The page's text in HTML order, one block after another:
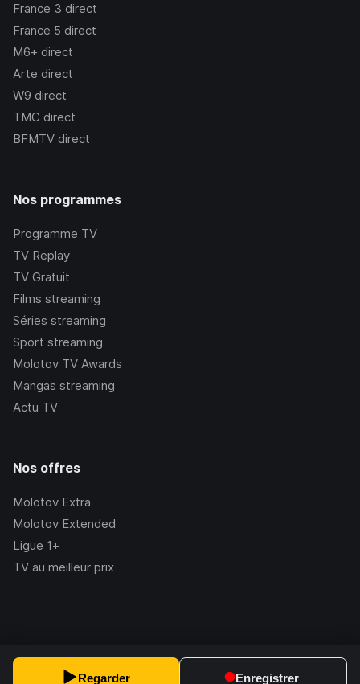
Regarder Enregistrer
France 3 direct
France 5 direct
M6+ direct
Arte direct
W9 direct
TMC direct
BFMTV direct
Nos programmes
Programme TV
TV Replay
TV Gratuit
Films streaming
Séries streaming
Sport streaming
Molotov TV Awards
Mangas streaming
Actu TV
Nos offres
Molotov Extra
Molotov Extended
Ligue 1+
TV au meilleur prix
2.228.1